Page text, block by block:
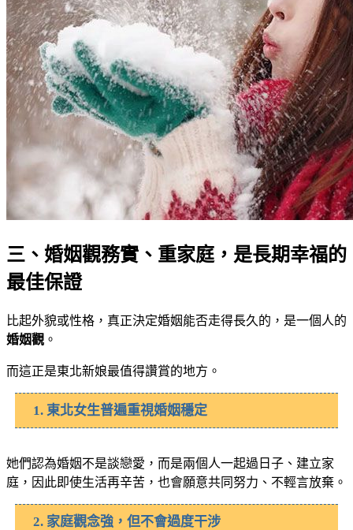
三、婚姻觀務實、重家庭，是長期幸福的
最佳保證
比起外貌或性格，真正決定婚姻能否走得長久的，是一個人的
婚姻觀 。
而這正是東北新娘最值得讚賞的地方。
1. 東北女生普遍重視婚姻穩定
她們認為婚姻不是談戀愛，而是兩個人一起過日子、建立家
庭，因此即使生活再辛苦，也會願意共同努力、不輕言放棄。
2. 家庭觀念強，但不會過度干涉